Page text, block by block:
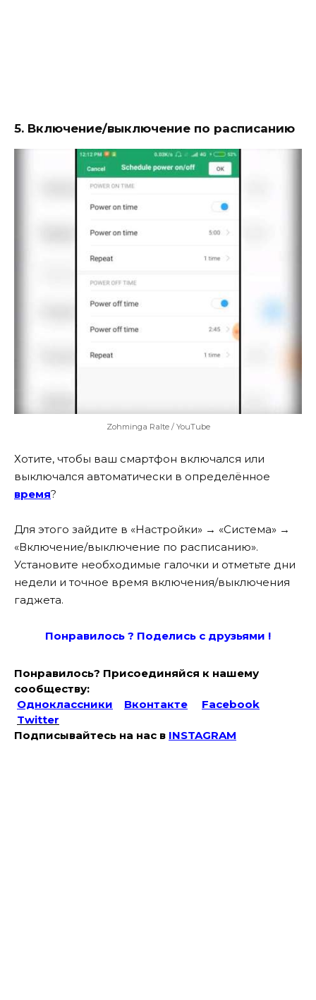
5. Включение/выключение по расписанию
Zohminga Ralte / YouTube
Хотите, чтобы ваш смартфон включался или
выключался автоматически в определённое
время?
Для этого зайдите в «Настройки» → «Система» →
«Включение/выключение по расписанию».
Установите необходимые галочки и отметьте дни
недели и точное время включения/выключения
гаджета.
Понравилось ? Поделись с друзьями !
Понравилось? Присоединяйся к нашему
сообществу:
Одноклассники
Вконтакте
Facebook
Twitter
Подписывайтесь на наc в INSTAGRAM